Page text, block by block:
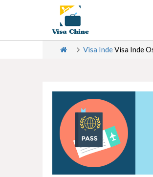
Visa IndeVisa Inde